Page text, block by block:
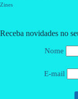
Zines
Receba novidades no
Nome
E-mail